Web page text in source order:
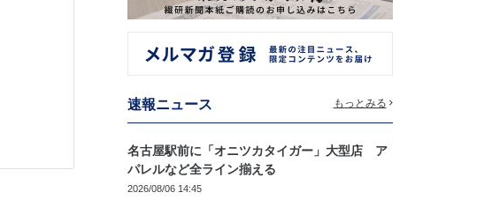
速報ニュース もっとみる
名古屋駅前に「オニツカタイガー」大型店 ア
パレルなど全ライン揃える
2026/08/06 14:45